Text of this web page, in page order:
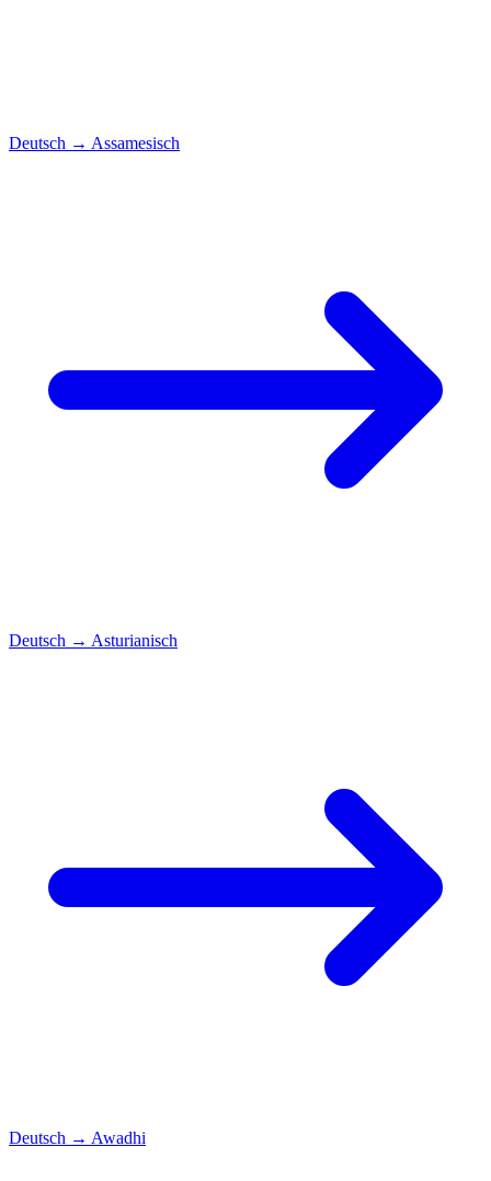
Deutsch → Assamesisch
Deutsch → Asturianisch
Deutsch → Awadhi